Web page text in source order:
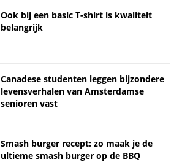
Ook bij een basic T-shirt is kwaliteit
belangrijk
Canadese studenten leggen bijzondere
levensverhalen van Amsterdamse
senioren vast
Smash burger recept: zo maak je de
ultieme smash burger op de BBQ